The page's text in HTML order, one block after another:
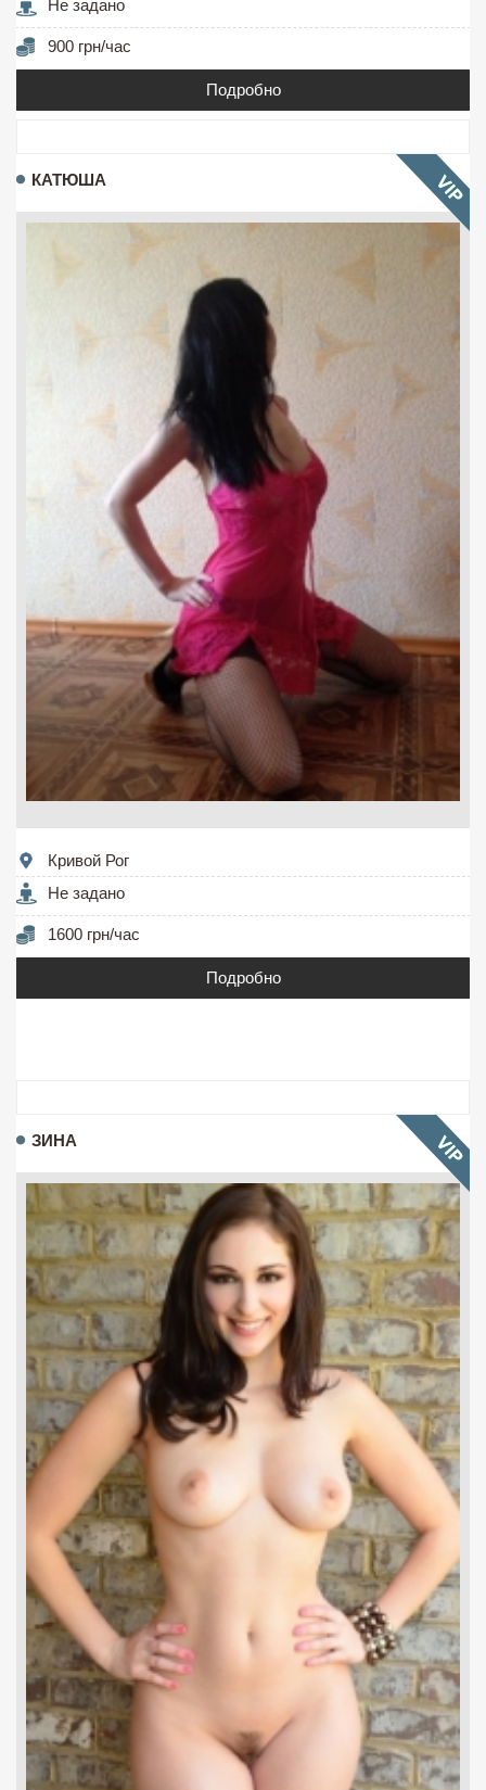
Не задано
900 грн/час
Подробно
КАТЮША
Кривой Рог
Не задано
1600 грн/час
Подробно
ЗИНА